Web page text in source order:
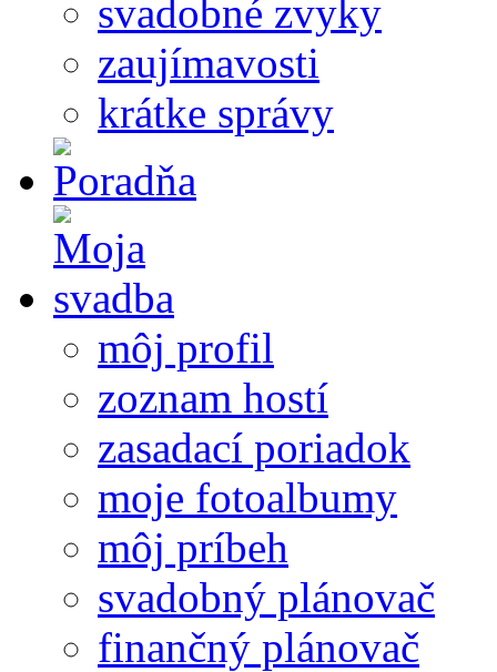
svadobné zvyky
zaujímavosti
krátke správy
môj profil
zoznam hostí
zasadací poriadok
moje fotoalbumy
môj príbeh
svadobný plánovač
finančný plánovač